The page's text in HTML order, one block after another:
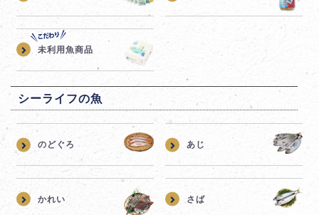
未利用魚商品
シーライフの魚
のどぐろ あじ
かれい さば